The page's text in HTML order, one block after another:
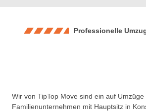
Professionelle
Wir von TipTop Move sind ein auf
Familienunternehmen mit Hauptsitz in